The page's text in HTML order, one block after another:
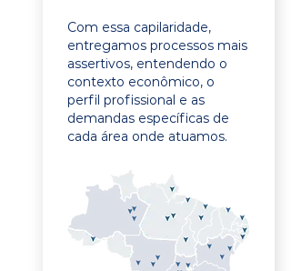
Com essa capilaridade,
entregamos processos mais
assertivos, entendendo o
contexto econômico, o
perfil profissional e as
demandas específicas de
cada área onde atuamos.